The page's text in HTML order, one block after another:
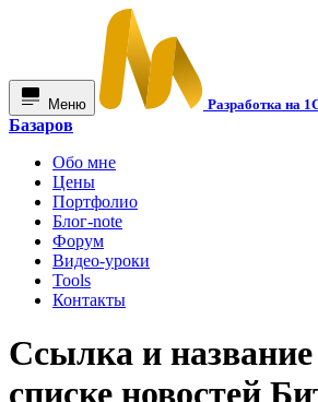
Меню Разработка на
Базаров
Обо мне
Цены
Портфолио
Блог-note
Форум
Видео-уроки
Tools
Контакты
Ссылка и название
списке новостей